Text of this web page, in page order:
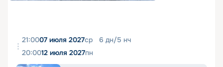
21:0007 июля 2027ср 6 дн/5 нч
20:0012 июля 2027пн